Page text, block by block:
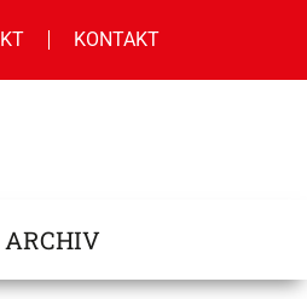
KONTAKT
ARCHIV